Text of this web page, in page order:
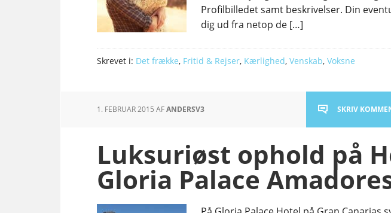
Profilbilledet samt beskrivelser. Din
dig ud fra netop de […]
Skrevet i: Det frække, Fritid & Rejser, Kærlighed, Venskab, Voksne
1. FEBRUAR 2015 AFANDERSV3 SKRIV
Luksuriøst ophold på
Gloria Palace